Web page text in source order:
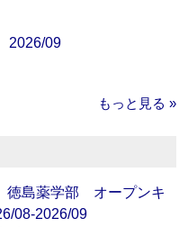
2026/09
もっと見る »
島薬学部 オープンキ
08-2026/09